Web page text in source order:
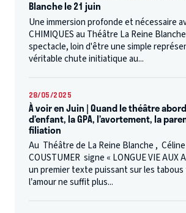
Blanche le 21 juin
Une immersion profonde et nécessaire
CHIMIQUES au Théâtre La Reine
spectacle, loin d'être une simple
véritable chute initiatique au...
28/05/2025
À voir en Juin | Quand le théâtre
d’enfant, la GPA, l’avortement, la
filiation
Au Théâtre de La Reine Blanche ,
COUSTUMER signe « LONGUE VIE AUX
un premier texte puissant sur les tabous
l’amour ne suffit plus...